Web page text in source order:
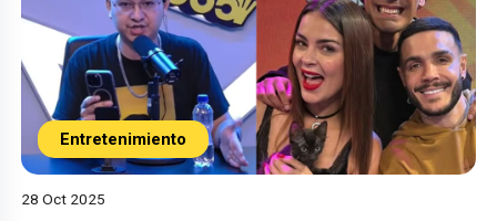
Entretenimiento
28 Oct 2025